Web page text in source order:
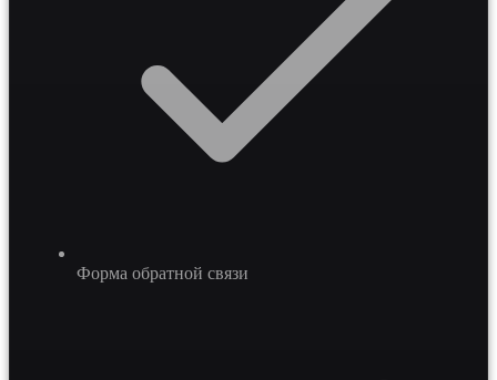
Форма обратной связи